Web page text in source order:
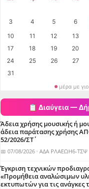
3
4 5 6
10
11 12 13
17
18 19 20
24
25 26 27
31
μέρα με
📋 Διαύγεια —
Άδεια χρήσης μουσικής ή
άδεια παράτασης χρήσης
52/2026/ΣΤ΄
📅 07/08/2026 · ΑΔΑ ΡΛΑΕΩΗ6-ΤΣΨ
Έγκριση τεχνικών
«Προμήθεια αναλώσιμων
εκτυπωτών για τις